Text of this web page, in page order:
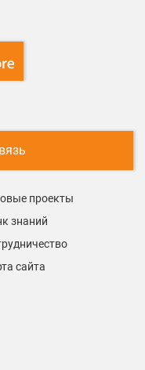
проекты
знаний
сайта